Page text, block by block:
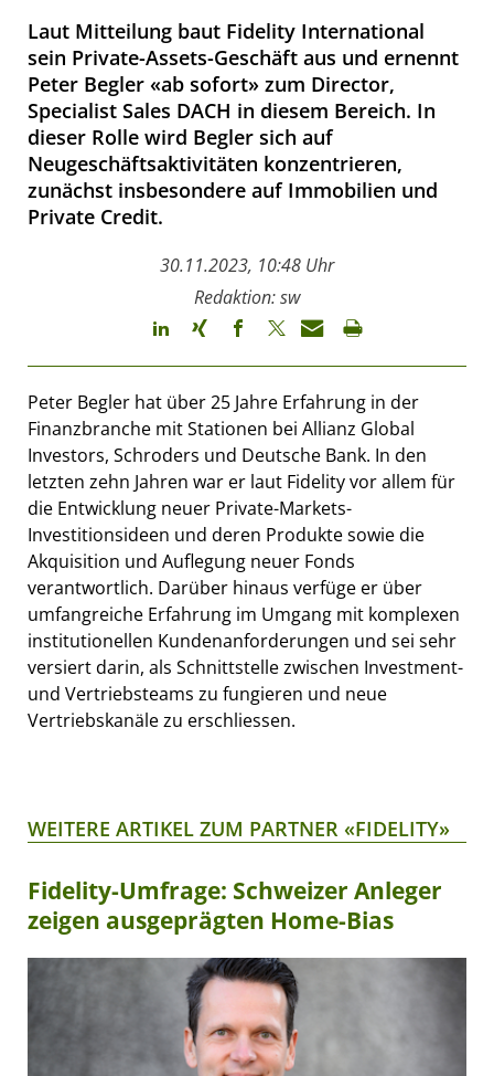
Laut Mitteilung baut Fidelity International
sein Private-Assets-Geschäft aus und ernennt
Peter Begler «ab sofort» zum Director,
Specialist Sales DACH in diesem Bereich. In
dieser Rolle wird Begler sich auf
Neugeschäftsaktivitäten konzentrieren,
zunächst insbesondere auf Immobilien und
Private Credit.
30.11.2023, 10:48 Uhr
Redaktion: sw
Peter Begler hat über 25 Jahre Erfahrung in der
Finanzbranche mit Stationen bei Allianz Global
Investors, Schroders und Deutsche Bank. In den
letzten zehn Jahren war er laut Fidelity vor allem für
die Entwicklung neuer Private-Markets-
Investitionsideen und deren Produkte sowie die
Akquisition und Auflegung neuer Fonds
verantwortlich. Darüber hinaus verfüge er über
umfangreiche Erfahrung im Umgang mit komplexen
institutionellen Kundenanforderungen und sei sehr
versiert darin, als Schnittstelle zwischen Investment-
und Vertriebsteams zu fungieren und neue
Vertriebskanäle zu erschliessen.
WEITERE ARTIKEL ZUM PARTNER «FIDELITY»
Fidelity-Umfrage: Schweizer Anleger
zeigen ausgeprägten Home-Bias